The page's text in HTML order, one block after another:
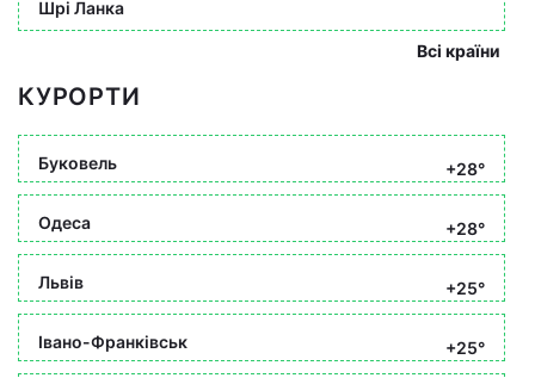
Шрі Ланка
Всі країни
КУРОРТИ
Буковель +28°
Одеса +28°
Львів +25°
Івано-Франківськ +25°